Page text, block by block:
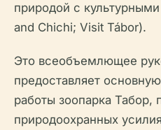
природой с
and Chichi; Visit Tábor).
Это всеобъемлющее
предоставляет
работы зоопарка Табор,
природоохранных